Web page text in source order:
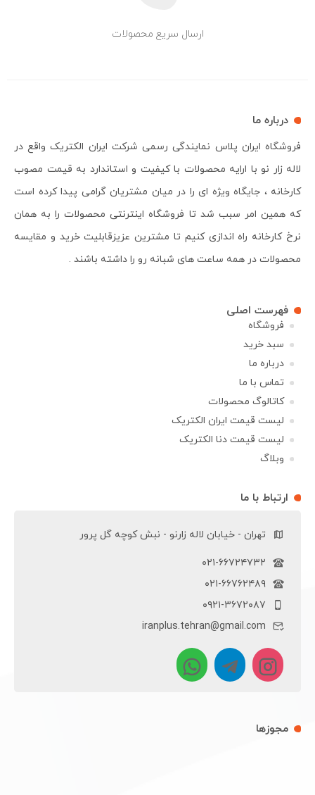
ارسال سریع محصولات
درباره ما
فروشگاه ایران پلاس نمایندگی رسمی شرکت ایران الکتریک واقع در
لاله زار نو با ارایه محصولات با کیفیت و استاندارد به قیمت مصوب
کارخانه ، جایگاه ویژه ای را در میان مشتریان گرامی پیدا کرده است
که همین امر سبب شد تا فروشگاه اینترنتی محصولات را به همان
نرخ کارخانه راه اندازی کنیم تا مشترین عزیزقابلیت خرید و مقایسه
محصولات در همه ساعت های شبانه رو را داشته باشند .
فهرست اصلی
فروشگاه
سبد خرید
درباره ما
تماس با ما
کاتالوگ محصولات
لیست قیمت ایران الکتریک
لیست قیمت دنا الکتریک
وبلاگ
ارتباط با ما
تهران - خیابان لاله زارنو - نبش کوچه گل پرور
۰۲۱-۶۶۷۲۴۷۳۲
۰۲۱-۶۶۷۶۲۴۸۹
۰۹۲۱-۳۶۷۲۰۸۷
iranplus.tehran@gmail.com
مجوزها